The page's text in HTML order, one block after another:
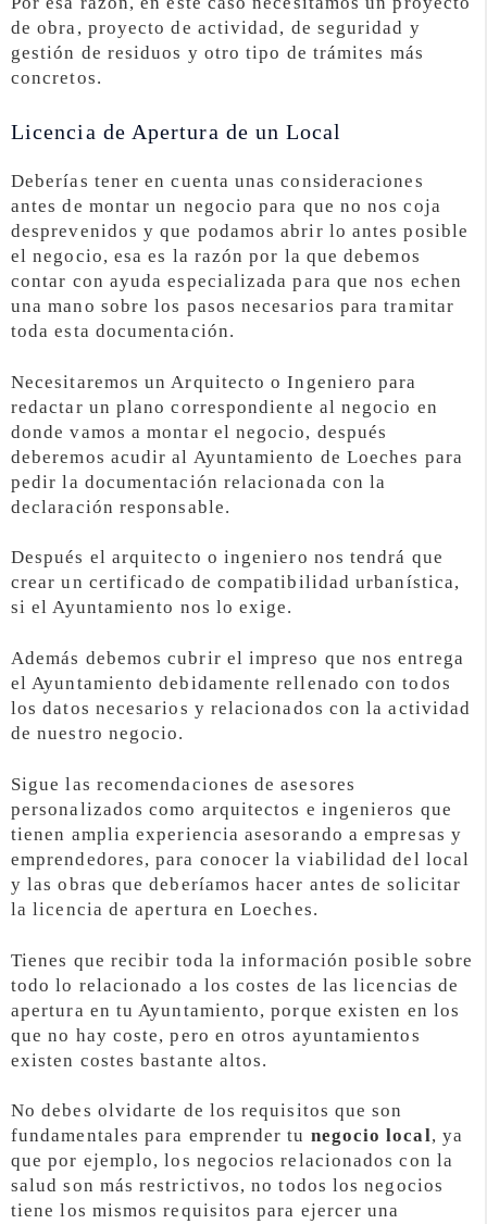
de obra, proyecto de actividad, de seguridad y
gestión de residuos y otro tipo de trámites más
concretos.
Licencia de Apertura de un Local
Deberías tener en cuenta unas consideraciones
antes de montar un negocio para que no nos coja
desprevenidos y que podamos abrir lo antes posible
el negocio, esa es la razón por la que debemos
contar con ayuda especializada para que nos echen
una mano sobre los pasos necesarios para tramitar
toda esta documentación.
Necesitaremos un Arquitecto o Ingeniero para
redactar un plano correspondiente al negocio en
donde vamos a montar el negocio, después
deberemos acudir al Ayuntamiento de Loeches para
pedir la documentación relacionada con la
declaración responsable.
Después el arquitecto o ingeniero nos tendrá que
crear un certificado de compatibilidad urbanística,
si el Ayuntamiento nos lo exige.
Además debemos cubrir el impreso que nos entrega
el Ayuntamiento debidamente rellenado con todos
los datos necesarios y relacionados con la actividad
de nuestro negocio.
Sigue las recomendaciones de asesores
personalizados como arquitectos e ingenieros que
tienen amplia experiencia asesorando a empresas y
emprendedores, para conocer la viabilidad del local
y las obras que deberíamos hacer antes de solicitar
la licencia de apertura en Loeches.
Tienes que recibir toda la información posible sobre
todo lo relacionado a los costes de las licencias de
apertura en tu Ayuntamiento, porque existen en los
que no hay coste, pero en otros ayuntamientos
existen costes bastante altos.
No debes olvidarte de los requisitos que son
fundamentales para emprender tu negocio local, ya
que por ejemplo, los negocios relacionados con la
salud son más restrictivos, no todos los negocios
tiene los mismos requisitos para ejercer una